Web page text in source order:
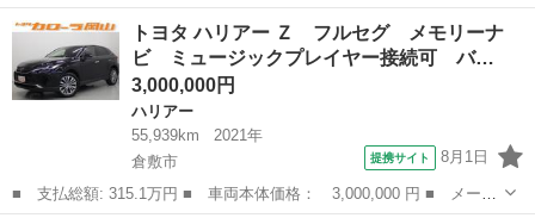
ー名： トヨタ ■ 車種名： ハリアー ■ グレード名： Ｚ レザ
ーパッケージ １２．３型ディスプレイオーディオ ＪＢＬ セーフ
ティセン...
岡山 岡山市 ハリアー
トヨタ ハリアー Ｚ フルセグ メモリーナ
ビ ミュージックプレイヤー接続可 バ…
3,000,000円
ハリアー
55,939km
2021年
倉敷市
提携サイト 8月1日
■ 支払総額: 315.1万円 ■ 車両本体価格： 3,000,000 円 ■ メーカ